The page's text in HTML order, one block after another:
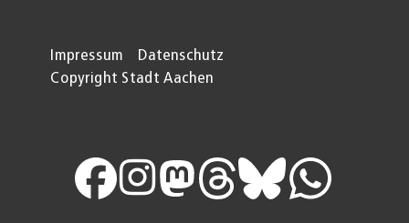
Impressum
Datenschutz
Copyright Stadt Aachen